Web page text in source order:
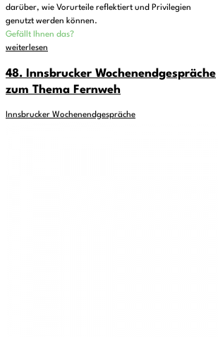
darüber, wie Vorurteile reflektiert und Privilegien
genutzt werden können.
Gefällt Ihnen das?
weiterlesen
48. Innsbrucker Wochenendgespräche
zum Thema Fernweh
Innsbrucker Wochenendgespräche